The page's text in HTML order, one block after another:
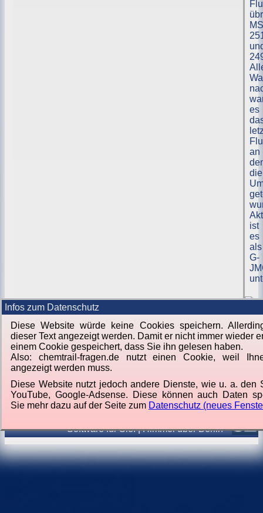
es
an
die
ist
es
als
G-
Software für Sie.|Himmel über Berlin
Infos zum Datenschutz
Diese Website würde keine Cookies speichern.
dieser Text angezeigt werden. Damit er nicht immer wieder
einem Cookie gespeichert, dass Sie ihn gelesen haben.
Also: chemtrail-fragen.de nutzt einen Cookie, weil
angezeigt werden muss.
Diese Website nutzt jedoch andere Dienste, wie u. a. den
YouTube, Google-Adsense. Diese können auch Daten
Sie mehr dazu auf der Seite zum Datenschutz (neues